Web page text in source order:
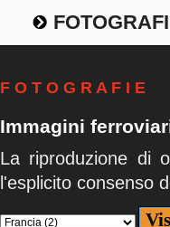
F O T O G R A F I E
Immagini
La riproduzione di
l'esplicito consenso